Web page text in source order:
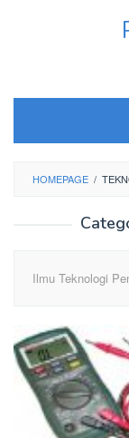
HOMEPAGE /
Ilmu Teknologi